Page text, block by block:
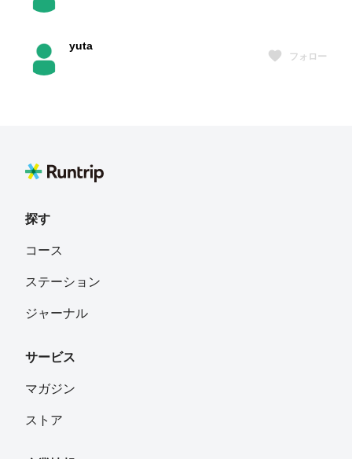
yuta
フォロー
Atsuki
福岡県嘉麻市
チャーヴァン
探す
コース
ステーション
ジャーナル
サービス
マガジン
ストア